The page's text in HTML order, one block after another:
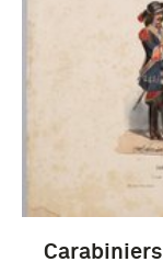
Lodewijk
Lodewijk